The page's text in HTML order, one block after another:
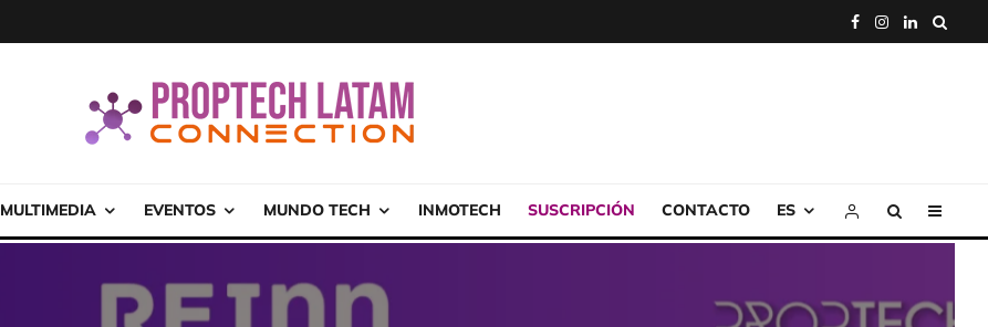
MULTIMEDIA EVENTOS MUNDO TECH INMOTECH SUSCRIPCIÓN CONTACTO ES